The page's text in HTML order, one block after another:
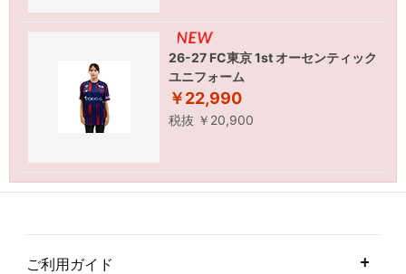
26-27 FC東京 1st オーセンティック
ユニフォーム
￥22,990
税抜 ￥20,900
ご利用ガイド